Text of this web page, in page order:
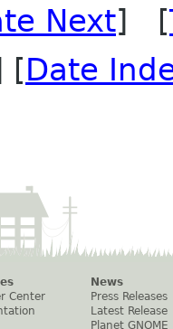
Next] [
[Date
Center
News
Press Releases
Latest Release
Planet GNOME